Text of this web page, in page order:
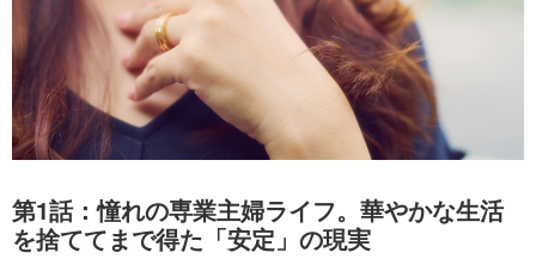
第1話：憧れの専業主婦ライフ。華やかな生活
を捨ててまで得た「安定」の現実